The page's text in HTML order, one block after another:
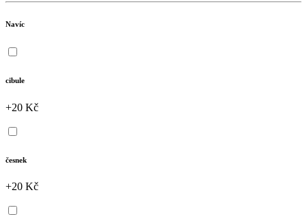
Navíc
cibule
+20 Kč
česnek
+20 Kč